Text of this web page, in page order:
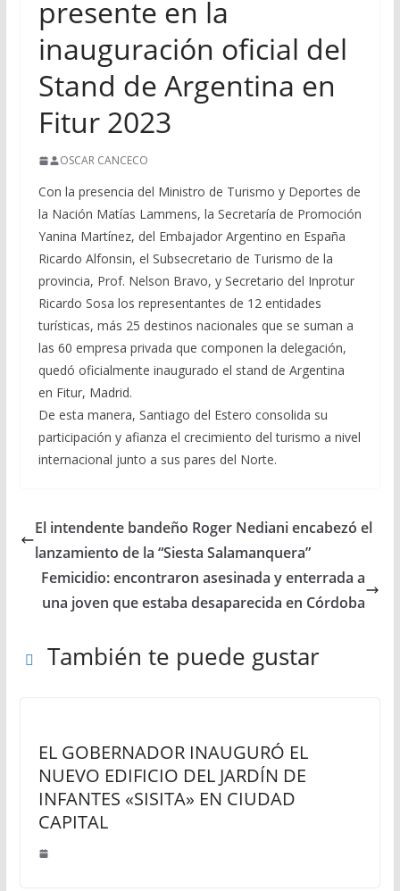
presente en la
inauguración oficial del
Stand de Argentina en
Fitur 2023
OSCAR CANCECO
Con la presencia del Ministro de Turismo y Deportes de
la Nación Matías Lammens, la Secretaría de Promoción
Yanina Martínez, del Embajador Argentino en España
Ricardo Alfonsin, el Subsecretario de Turismo de la
provincia, Prof. Nelson Bravo, y Secretario del Inprotur
Ricardo Sosa los representantes de 12 entidades
turísticas, más 25 destinos nacionales que se suman a
las 60 empresa privada que componen la delegación,
quedó oficialmente inaugurado el stand de Argentina
en Fitur, Madrid.
De esta manera, Santiago del Estero consolida su
participación y afianza el crecimiento del turismo a nivel
internacional junto a sus pares del Norte.
El intendente bandeño Roger Nediani encabezó el
lanzamiento de la “Siesta Salamanquera”
Femicidio: encontraron asesinada y enterrada a
una joven que estaba desaparecida en Córdoba
También te puede gustar
EL GOBERNADOR INAUGURÓ EL
NUEVO EDIFICIO DEL JARDÍN DE
INFANTES «SISITA» EN CIUDAD
CAPITAL